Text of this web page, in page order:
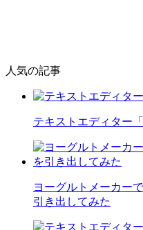
人気の記事
テキストエディター
ヨーグルトメーカー
引き出してみた